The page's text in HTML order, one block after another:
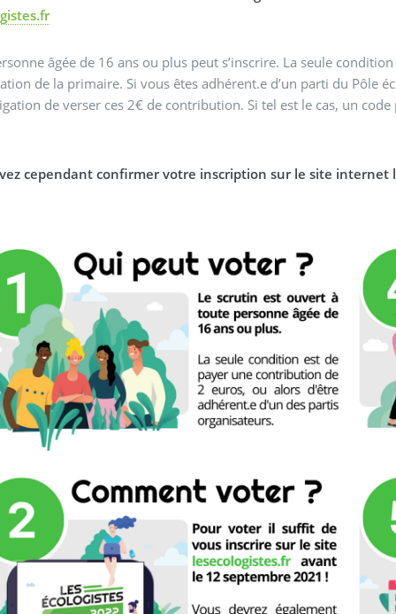
âgée de 16 ans ou plus peut s’inscrire. La seule
de la primaire. Si vous êtes adhérent.e d’un parti du Pôle
de verser ces 2€ de contribution. Si tel est le cas, un
cependant confirmer votre inscription sur le site internet